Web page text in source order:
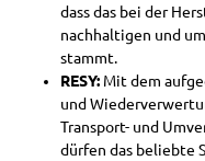
dass das bei der
nachhaltigen und
stammt.
RESY: Mit dem
und
Transport- und
dürfen das beliebte